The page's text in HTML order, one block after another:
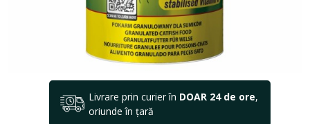
Livrare prin curier în DOAR 24 de ore,
oriunde în țară